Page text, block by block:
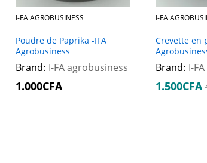
I-FA AGROBUSINESS
Poudre de Paprika -IFA
Agrobusiness
Brand: I-FA agrobusiness
1.000CFA
1.000CFA
I-FA
Crevette en
Brand: I-
1.500CFA
1.500CFA